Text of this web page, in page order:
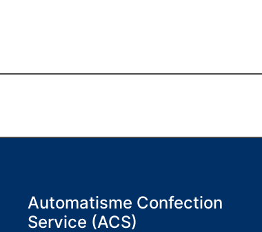
Automatisme Confection
Service (ACS)